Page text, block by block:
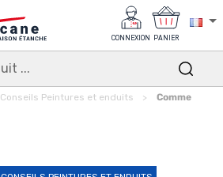
CONNEXION PANIER
Conseils Peintures et enduits Comment